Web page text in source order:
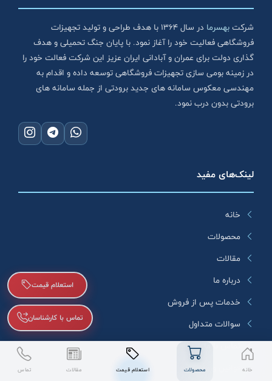
شرکت بهسرما
در سال ۱۳۶۴ با هدف طراحی و تولید تجهیزات
فروشگاهی فعالیت خود را آغاز نمود. با پایان جنگ تحمیلی و هدف
گذاری دولت برای عمران و آبادانی ایران عزیز این شرکت فعالت خود را
در زمینه بومی سازی تجهیزات فروشگاهی توسعه داده و اقدام به
مهندسی معکوس سامانه های جدید برودتی از جمله سامانه های
برودتی بدون درب نمود.
لینک‌های مفید
خانه
محصولات
مقالات
درباره ما
خدمات پس از فروش
سوالات متداول
تماس با ما
قوانین و مقررات
تماس با کارشناسان
استعلام قیمت
خانه محصولات استعلام قیمت مقالات تماس